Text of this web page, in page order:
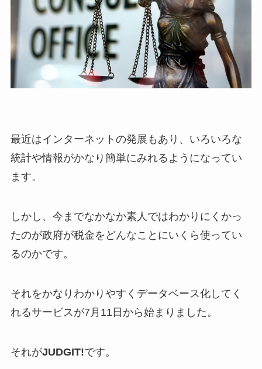
最近はインターネットの発展もあり、いろいろな
統計や情報がかなり簡単にみれるようになってい
ます。
しかし、今までなかなか素人ではわかりにくかっ
たのが政府が税金をどんなことにいくら使ってい
るのかです。
それをかなりわかりやすくデータベース化してく
れるサービスが7月11日から始まりました。
それがJUDGIT!です。